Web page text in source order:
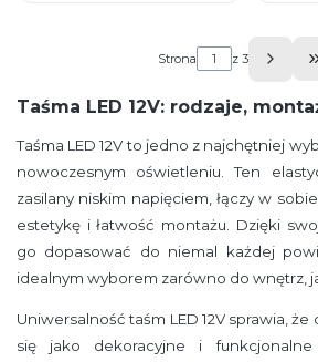
Strona z 3
Taśma LED 12V: rodzaje,
Taśma LED 12V to jedno z najchętniej
nowoczesnym oświetleniu. Ten
zasilany niskim napięciem, łączy w
estetykę i łatwość montażu. Dzięki
go dopasować do niemal każdej
idealnym wyborem zarówno do wnętrz,
Uniwersalność taśm LED 12V sprawia,
się jako dekoracyjne i funkcjonalne